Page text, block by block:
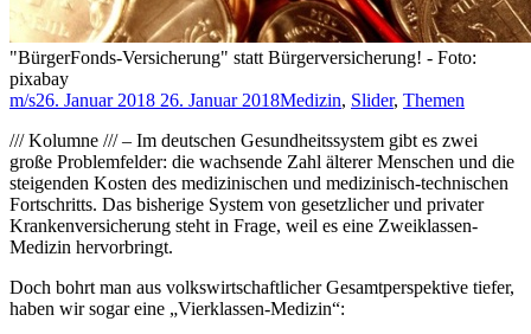
"BürgerFonds-Versicherung" statt Bürgerversicherung! - Foto:
pixabay
m/s26. Januar 2018 26. Januar 2018Medizin, Slider, Themen
/// Kolumne /// – Im deutschen Gesundheitssystem gibt es zwei
große Problemfelder: die wachsende Zahl älterer Menschen und die
steigenden Kosten des medizinischen und medizinisch-technischen
Fortschritts. Das bisherige System von gesetzlicher und privater
Krankenversicherung steht in Frage, weil es eine Zweiklassen-
Medizin hervorbringt.
Doch bohrt man aus volkswirtschaftlicher Gesamtperspektive tiefer,
haben wir sogar eine „Vierklassen-Medizin“: